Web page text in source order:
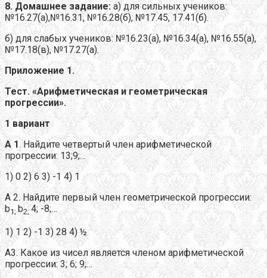
8. Домашнее задание: а) для сильных учеников:
№16.27(а),№16.31, №16.28(б), №17.45, 17.41(б).
б) для слабых учеников: №16.23(а), №16.34(а), №16.55(а),
№17.18(в), №17.27(а).
Приложение 1.
Тест. «Арифметическая и геометрическая
прогрессии».
1 вариант
А 1. Найдите четвертый член арифметической
прогрессии: 13;9;…
1) 0 2) 6 3) -1 4) 1
А 2. Найдите первый член геометрической прогрессии:
b1; b2; 4; -8;…
1) 1 2) -1 3) 28 4) ½
А3. Какое из чисел является членом арифметической
прогрессии: 3; 6; 9;…